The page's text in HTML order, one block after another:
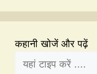
कहानी खोजें और पढ़ें